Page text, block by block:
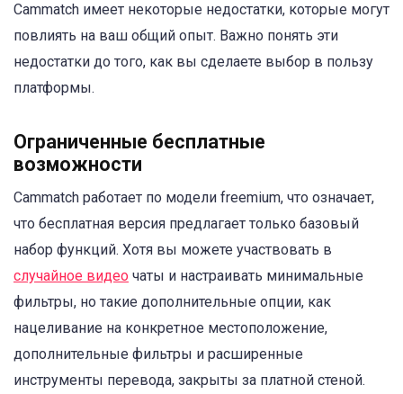
Cammatch имеет некоторые недостатки, которые могут
повлиять на ваш общий опыт. Важно понять эти
недостатки до того, как вы сделаете выбор в пользу
платформы.
Ограниченные бесплатные
возможности
Cammatch работает по модели freemium, что означает,
что бесплатная версия предлагает только базовый
набор функций. Хотя вы можете участвовать в
случайное видео чаты и настраивать минимальные
фильтры, но такие дополнительные опции, как
нацеливание на конкретное местоположение,
дополнительные фильтры и расширенные
инструменты перевода, закрыты за платной стеной.